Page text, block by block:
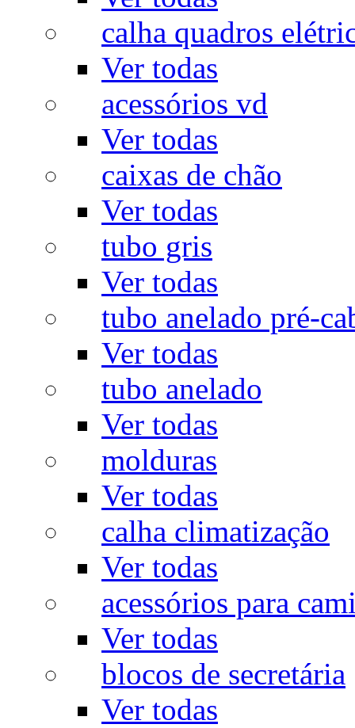
calha quadros
Ver todas
acessórios vd
Ver todas
caixas de chão
Ver todas
tubo gris
Ver todas
tubo anelado pré-
Ver todas
tubo anelado
Ver todas
molduras
Ver todas
calha climatização
Ver todas
acessórios para
Ver todas
blocos de secretária
Ver todas